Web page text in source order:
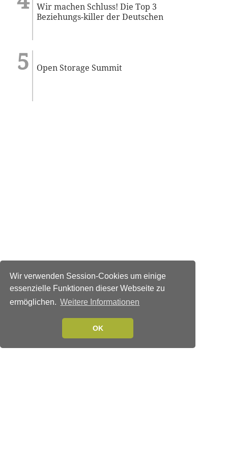
Wir verwenden Session-Cookies um einige
essenzielle Funktionen dieser Webseite zu
ermöglichen. Weitere Informationen
OK
Wir machen Schluss! Die Top 3
Beziehungs-killer der Deutschen
Open Storage Summit